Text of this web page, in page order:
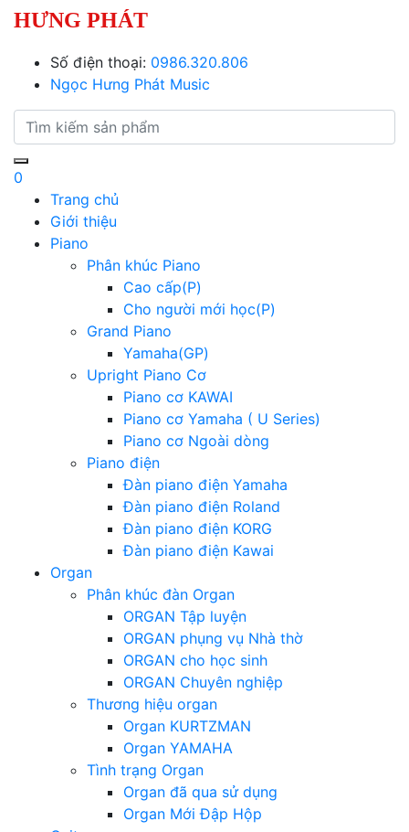
HƯNG PHÁT
Số điện thoại: 0986.320.806
Ngọc Hưng Phát Music
0
Trang chủ
Giới thiệu
Piano
Phân khúc Piano
Cao cấp(P)
Cho người mới học(P)
Grand Piano
Yamaha(GP)
Upright Piano Cơ
Piano cơ KAWAI
Piano cơ Yamaha ( U Series)
Piano cơ Ngoài dòng
Piano điện
Đàn piano điện Yamaha
Đàn piano điện Roland
Đàn piano điện KORG
Đàn piano điện Kawai
Organ
Phân khúc đàn Organ
ORGAN Tập luyện
ORGAN phụng vụ Nhà thờ
ORGAN cho học sinh
ORGAN Chuyên nghiệp
Thương hiệu organ
Organ KURTZMAN
Organ YAMAHA
Tình trạng Organ
Organ đã qua sử dụng
Organ Mới Đập Hộp